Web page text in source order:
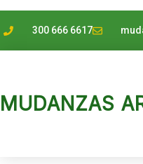
Ir
contenido
300 666 6617
MUDANZAS